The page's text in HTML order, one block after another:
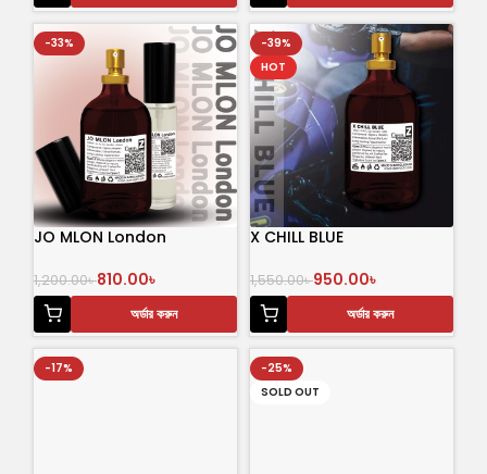
-33%
JO MLON London
1,200.00৳810.00৳
অর্ডার করুন
-39%
HOT
X CHILL BLUE
1,550.00৳950.00৳
অর্ডার করুন
-17%
-25%
SOLD OUT